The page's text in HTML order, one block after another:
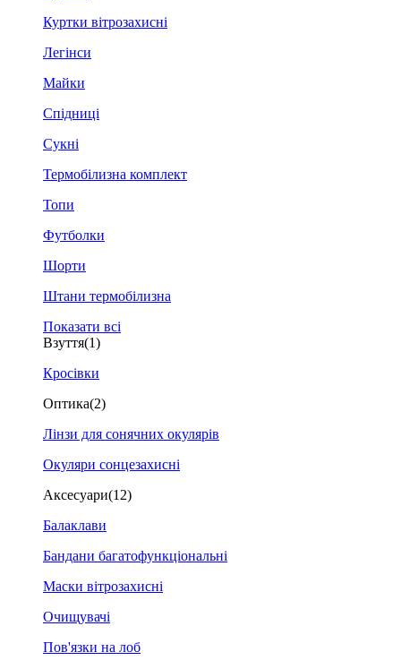
Куртки вітрозахисні
Легінси
Майки
Спідниці
Сукні
Термобілизна комплект
Топи
Футболки
Шорти
Штани термобілизна
Показати всі
Взуття(1)
Кросівки
Оптика(2)
Лінзи для сонячних окулярів
Окуляри сонцезахисні
Аксесуари(12)
Балаклави
Бандани багатофункціональні
Маски вітрозахисні
Очищувачі
Пов'язки на лоб